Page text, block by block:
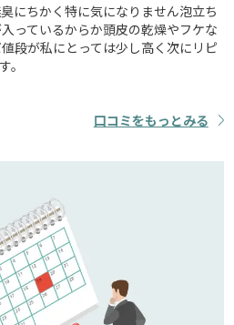
にちかく特に気になりません泡立ち
っているからか頭皮の乾燥やフケな
段が私にとっては少し高く次にリピ
。
口コミをもっとみる